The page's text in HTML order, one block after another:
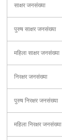
साक्षर जनसंख्या
पुरुष साक्षर जनसंख्या
महिला साक्षर जनसंख्या
निरक्षर जनसंख्या
पुरुष निरक्षर जनसंख्या
महिला निरक्षर जनसंख्या